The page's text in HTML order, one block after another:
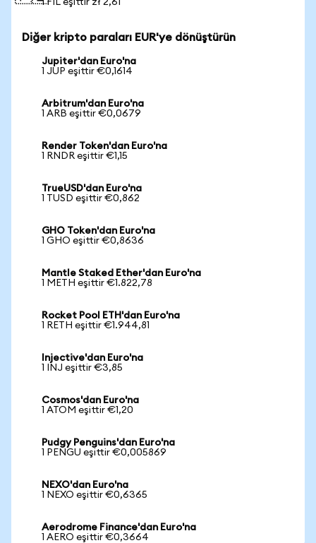
1 FIL eşittir zł 2,61
Diğer kripto paraları EUR'ye dönüştürün
Jupiter'dan Euro'na
1 JUP eşittir €0,1614
Arbitrum'dan Euro'na
1 ARB eşittir €0,0679
Render Token'dan Euro'na
1 RNDR eşittir €1,15
TrueUSD'dan Euro'na
1 TUSD eşittir €0,862
GHO Token'dan Euro'na
1 GHO eşittir €0,8636
Mantle Staked Ether'dan Euro'na
1 METH eşittir €1.822,78
Rocket Pool ETH'dan Euro'na
1 RETH eşittir €1.944,81
Injective'dan Euro'na
1 INJ eşittir €3,85
Cosmos'dan Euro'na
1 ATOM eşittir €1,20
Pudgy Penguins'dan Euro'na
1 PENGU eşittir €0,005869
NEXO'dan Euro'na
1 NEXO eşittir €0,6365
Aerodrome Finance'dan Euro'na
1 AERO eşittir €0,3664